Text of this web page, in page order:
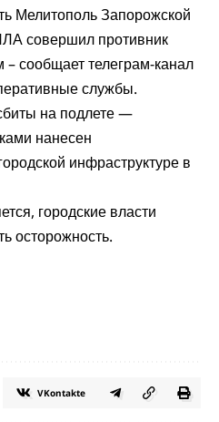
Мелитополь Запорожской
совершил противник
–сообщаеттелеграм-канал
службы.
на подлете —
нанесен
инфраструктуре в
городские власти
осторожность.
VKontakte